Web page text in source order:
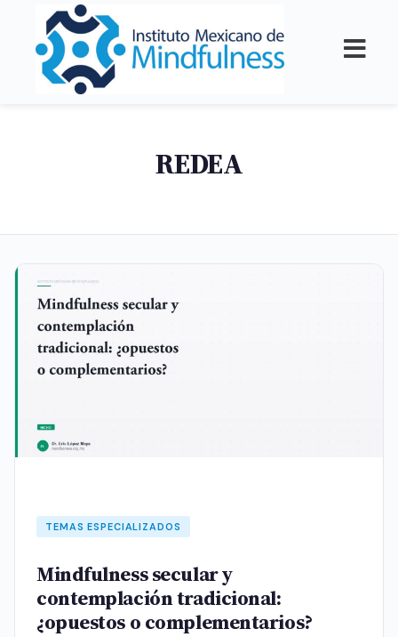
REDEA
TEMAS ESPECIALIZADOS
Mindfulness secular y
contemplación tradicional:
¿opuestos o complementarios?